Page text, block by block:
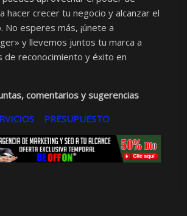
hacer crecer tu negocio y alcanzar el
No esperes más, ¡únete a
y llevemos juntos tu marca a
de reconocimiento y éxito en
comentarios y sugerencias
PRESUPUESTO